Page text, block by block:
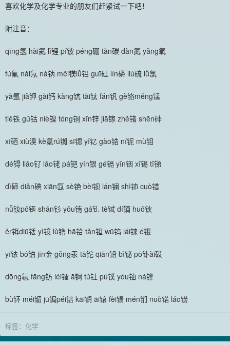
喜欢化学及化学专业的朋友们赶紧试一下吧！
附注音：
qīng氢 hài氦 lǐ锂 pí铍 péng硼 tàn碳 dàn氮 yǎng氧
fú氟 nǎi氖 nà钠 měi镁lǚ铝 guī硅 lín磷 liú硫 lǜ氯
yà氩 jiǎ钾 gài钙 kàng钪 tài钛 fán钒 gè铬měng锰
tiě铁 gǔ钴 niè镍 tóng铜 xīn锌 jiā镓 zhě锗 shēn砷
xī硒 xiù溴 kè氪rú铷 sī锶 yǐ钇 gào锆 ní铌 mù钼
dé锝 liǎo钌 lǎo铑 pá钯 yín银 gé镉 yīn铟 xī锡 tī锑
dì碲 diǎn碘 xiān氙 sè铯 bèi钡 lán镧 shì铈 cuò错
nǚ钕pǒ钷 shān钐 yǒu铕 gá钆 tè铽 dí镝 huǒ钬
ěr铒diū铥 yì镱 lǔ镥 hā铪 tǎn钽 wū钨 lái铼 é锇
yī铱 bó铂 jīn金 gǒng汞 tā铊 qiān铅 bì铋 pō钋ài砹
dōng氡 fāng钫 léi镭 ā锕 tǔ钍 pú镤 yóu铀 ná镎
bù钚 méi镅 jū锔péi锫 kāi锎 āi锿 fèi镄 mén钔 nuò锘 láo铹
标签： 化学